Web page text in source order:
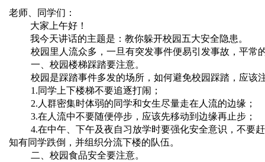
老师、同学们：
大家上午好！
我今天讲话的主题是：教你躲开校园五大安全隐患。
校园里人流众多，一旦有突发事件便易引发事故，平
一、校园楼梯踩踏要注意。
校园是踩踏事件多发的场所，如何避免校园踩踏，应该
1.同学上下楼梯不要追逐打闹；
2.人群密集时体弱的同学和女生尽量走在人流的边缘；
3.在人流中不要随便停步，应该先移动到边缘再止步；
4.在中午、下午及夜自习放学时要强化安全意识，不要
知有同学跌倒，并组织分流下楼的队伍。
二、校园食品安全要注意。